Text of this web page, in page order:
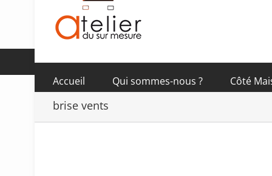
Accueil Qui sommes-nous ? Côté
brise vents